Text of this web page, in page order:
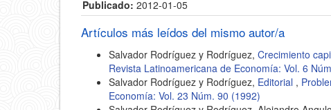
Publicado: 2012-01-05
Artículos más leídos del mismo autor/a
Salvador Rodríguez y Rodríguez, Crecimiento
Revista Latinoamericana de Economía: Vol. 6
Salvador Rodríguez y Rodríguez, Editorial ,
Economía: Vol. 23 Núm. 90 (1992)